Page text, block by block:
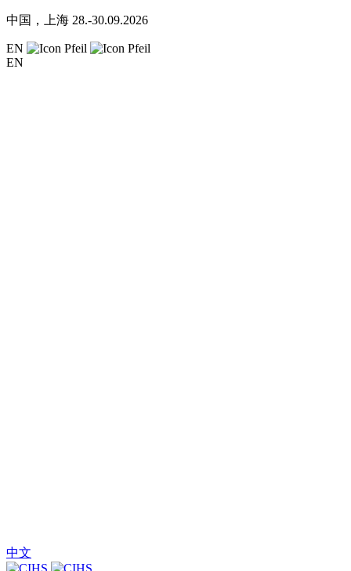
中国，上海 28.-30.09.2026
EN
EN
中文